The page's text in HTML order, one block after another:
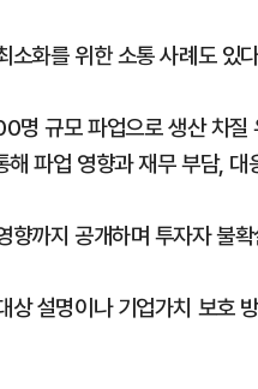
소화를 위한 소통 사례도 있
규모 파업으로 생산 차
파업 영향과 재무 부담, 대
까지 공개하며 투자자 불
설명이나 기업가치 보호